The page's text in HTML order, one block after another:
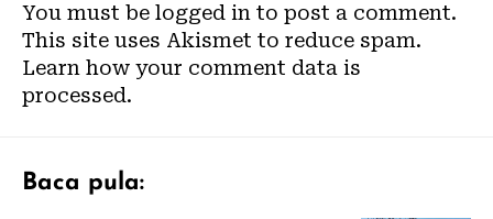
You must be logged in to post a comment.
This site uses Akismet to reduce spam.
Learn how your comment data is
processed.
Baca pula: